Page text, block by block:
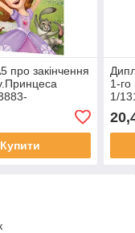
про закінчення
Купити
1-
1/